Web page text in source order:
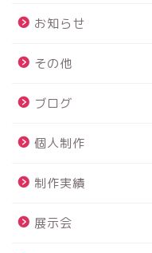
お知らせ
その他
ブログ
個人制作
制作実績
展示会